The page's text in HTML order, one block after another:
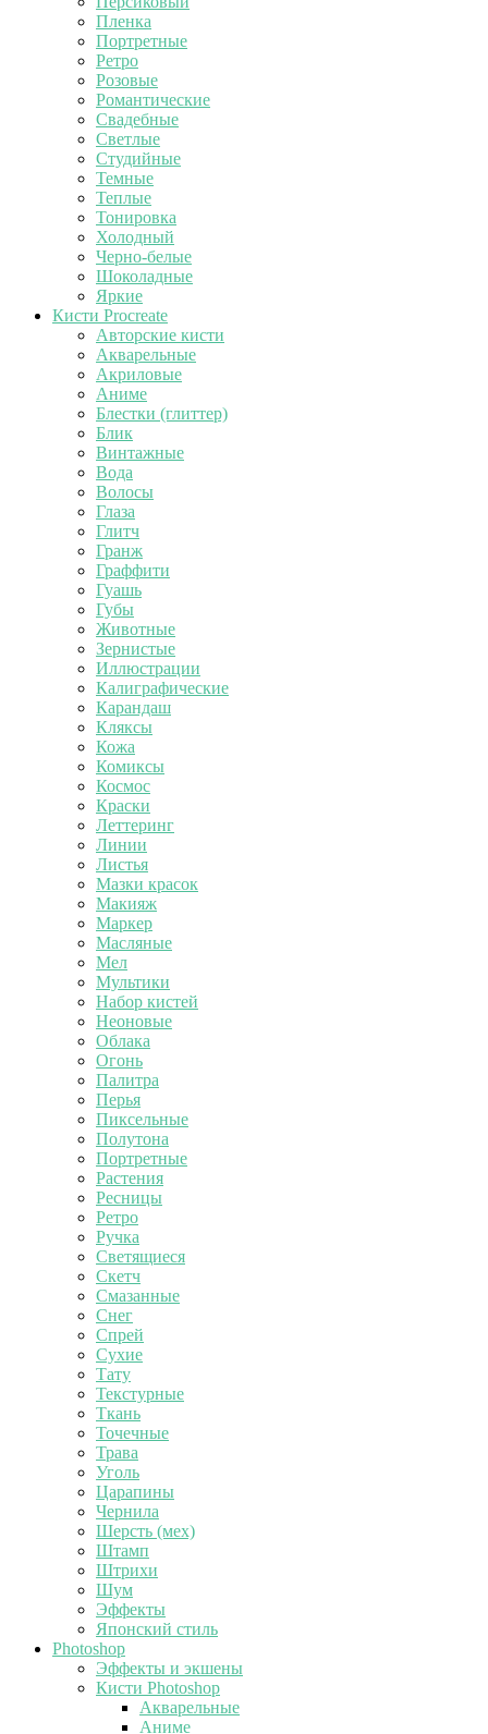
Пленка
Портретные
Ретро
Розовые
Романтические
Свадебные
Светлые
Студийные
Темные
Теплые
Тонировка
Холодный
Черно-белые
Шоколадные
Яркие
Кисти Procreate
Авторские кисти
Акварельные
Акриловые
Аниме
Блестки (глиттер)
Блик
Винтажные
Вода
Волосы
Глаза
Глитч
Гранж
Граффити
Гуашь
Губы
Животные
Зернистые
Иллюстрации
Калиграфические
Карандаш
Кляксы
Кожа
Комиксы
Космос
Краски
Леттеринг
Линии
Листья
Мазки красок
Макияж
Маркер
Масляные
Мел
Мультики
Набор кистей
Неоновые
Облака
Огонь
Палитра
Перья
Пиксельные
Полутона
Портретные
Растения
Ресницы
Ретро
Ручка
Светящиеся
Скетч
Смазанные
Снег
Спрей
Сухие
Тату
Текстурные
Ткань
Точечные
Трава
Уголь
Царапины
Чернила
Шерсть (мех)
Штамп
Штрихи
Шум
Эффекты
Японский стиль
Photoshop
Эффекты и экшены
Кисти Photoshop
Акварельные
Аниме